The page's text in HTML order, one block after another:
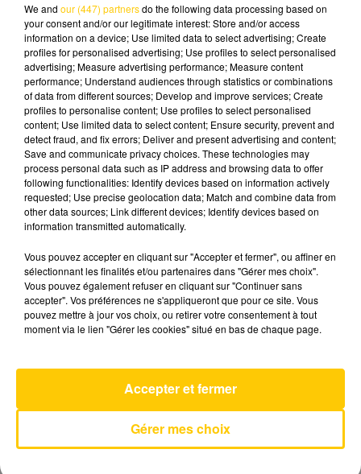
14 mai 2026 - 4 min 49 sec
L'INFO DE LA HAUTE-LOIRE DU
14/05/26 À 08H29
Ecoutez sur Totem l'information dans le Cantal,
le pays de Brioude et Issoire avec les reportages
de nos journalistes sur le terrain.
Listen To Your Heart
DHT
We and our (447) partnersdo the following data processing based on
your consent and/or our legitimate interest: Store and/or access
information on a device; Use limited data to select advertising; Create
profiles for personalised advertising; Use profiles to select personalised
advertising; Measure advertising performance; Measure content
performance; Understand audiences through statistics or combinations
of data from different sources; Develop and improve services; Create
profiles to personalise content; Use profiles to select personalised
content; Use limited data to select content; Ensure security, prevent and
detect fraud, and fix errors; Deliver and present advertising and content;
Save and communicate privacy choices. These technologies may
process personal data such as IP address and browsing data to offer
following functionalities: Identify devices based on information actively
requested; Use precise geolocation data; Match and combine data from
other data sources; Link different devices; Identify devices based on
information transmitted automatically.
Vous pouvez accepter en cliquant sur "Accepter et fermer", ou affiner en
sélectionnant les finalités et/ou partenaires dans "Gérer mes choix".
Vous pouvez également refuser en cliquant sur "Continuer sans
accepter". Vos préférences ne s'appliqueront que pour ce site. Vous
pouvez mettre à jour vos choix, ou retirer votre consentement à tout
moment via le lien "Gérer les cookies" situé en bas de chaque page.
Gérer mes choix
Accepter et fermer